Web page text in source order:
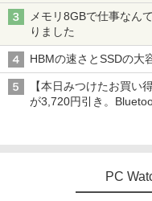
メモリ8GBで仕事な
りました
HBMの速さとSSDの大
【本日みつけたお買い
が3,720円引き。
PC